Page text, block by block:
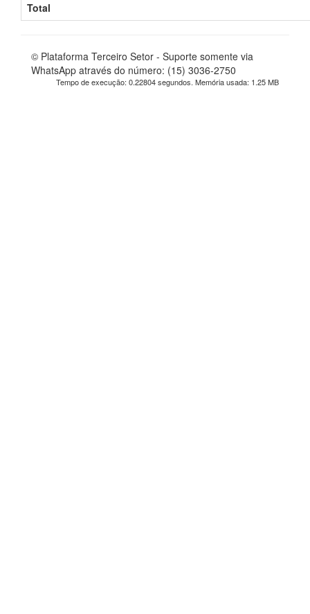
Total
© Plataforma Terceiro Setor - Suporte somente via
WhatsApp através do número: (15) 3036-2750
Tempo de execução: 0.22804 segundos. Memória usada: 1.25 MB